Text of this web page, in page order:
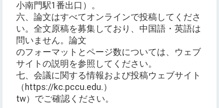
小南門駅1番出口）。
六、論文はすべてオンラインで投稿してくださ
い。全文原稿を募集しており、中国語・英語は
問いません。論文
のフォーマットとページ数については、ウェブ
サイトの説明を参照してください。
七、会議に関する情報および投稿ウェブサイト
（https://kc.pccu.edu.）
tw）でご確認ください。